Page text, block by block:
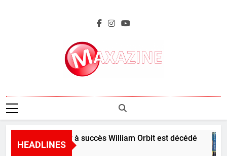
Maxazine.fr
HEADLINES
Le producteur à succès William Orbit est décédé
1 Hour Ago